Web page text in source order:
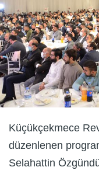
Küçükçekmece
düzenlenen
Selahattin